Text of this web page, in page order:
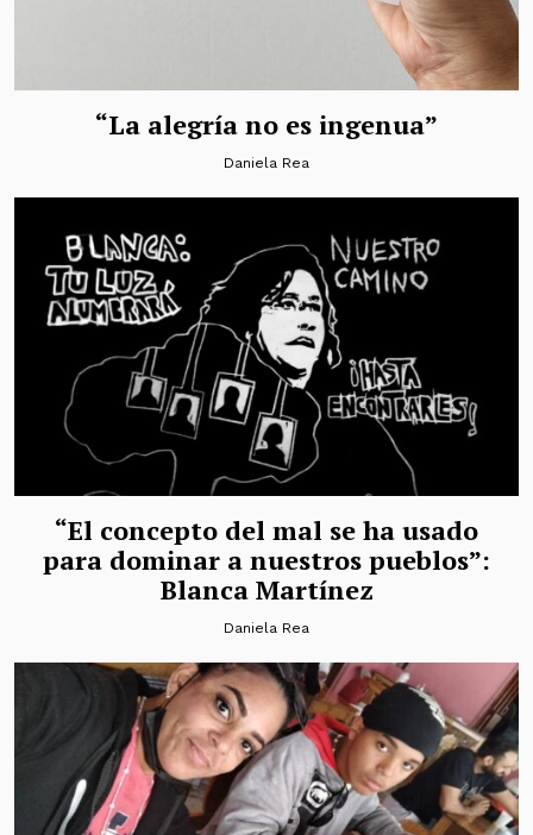
“La alegría no es ingenua”
Daniela Rea
“El concepto del mal se ha usado
para dominar a nuestros pueblos”:
Blanca Martínez
Daniela Rea